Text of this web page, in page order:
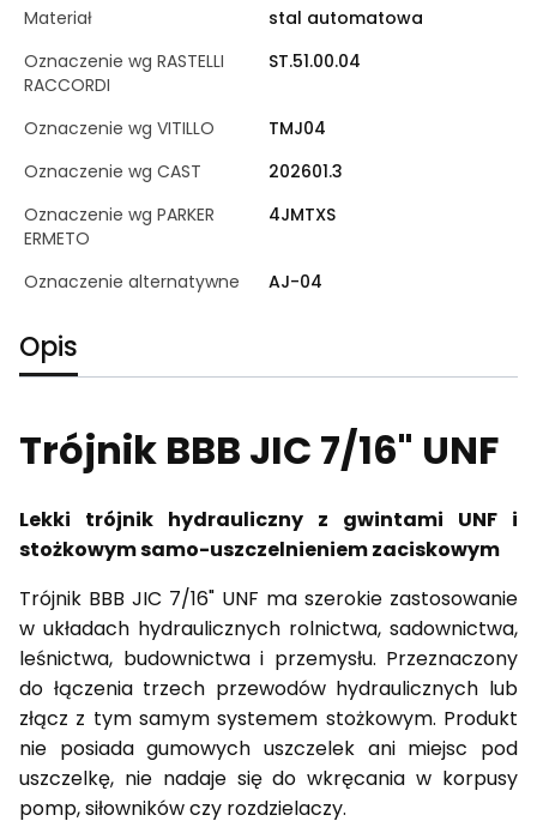
Materiał
stal automatowa
Oznaczenie wg RASTELLI
RACCORDI
ST.51.00.04
Oznaczenie wg VITILLO
TMJ04
Oznaczenie wg CAST
202601.3
Oznaczenie wg PARKER
ERMETO
4JMTXS
Oznaczenie alternatywne AJ-04
Opis
Trójnik BBB JIC 7/16" UNF
Lekki trójnik hydrauliczny z gwintami UNF i
stożkowym samo-uszczelnieniem zaciskowym
Trójnik BBB JIC 7/16" UNF ma szerokie zastosowanie
w układach hydraulicznych rolnictwa, sadownictwa,
leśnictwa, budownictwa i przemysłu. Przeznaczony
do łączenia trzech przewodów hydraulicznych lub
złącz z tym samym systemem stożkowym. Produkt
nie posiada gumowych uszczelek ani miejsc pod
uszczelkę, nie nadaje się do wkręcania w korpusy
pomp, siłowników czy rozdzielaczy.